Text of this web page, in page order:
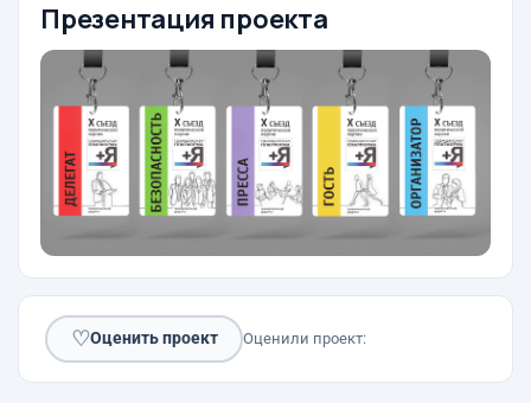
Презентация проекта
♡Оценить проект Оценили проект: